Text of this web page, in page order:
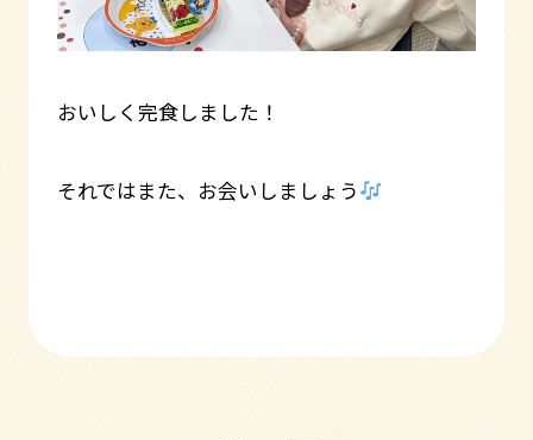
おいしく完食しました！
それではまた、お会いしましょう